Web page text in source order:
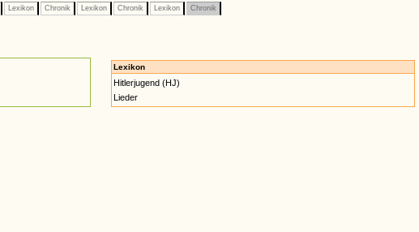
Lexikon Chronik Lexikon Chronik Lexikon Chronik
Lexikon
Hitlerjugend (HJ)
Lieder